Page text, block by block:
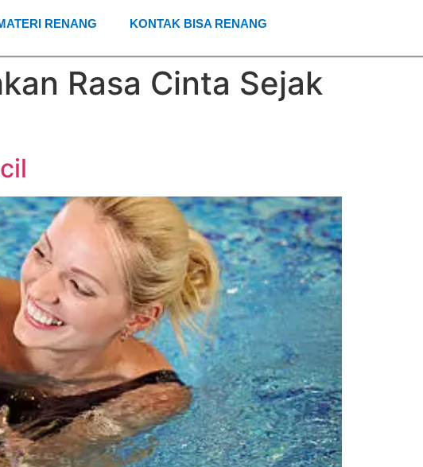
RENANG KONTAK BISA RENANG
Rasa Cinta Sejak